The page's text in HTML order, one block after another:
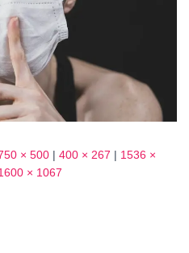
× 500 | 400 × 267 | 1536 ×
× 1067